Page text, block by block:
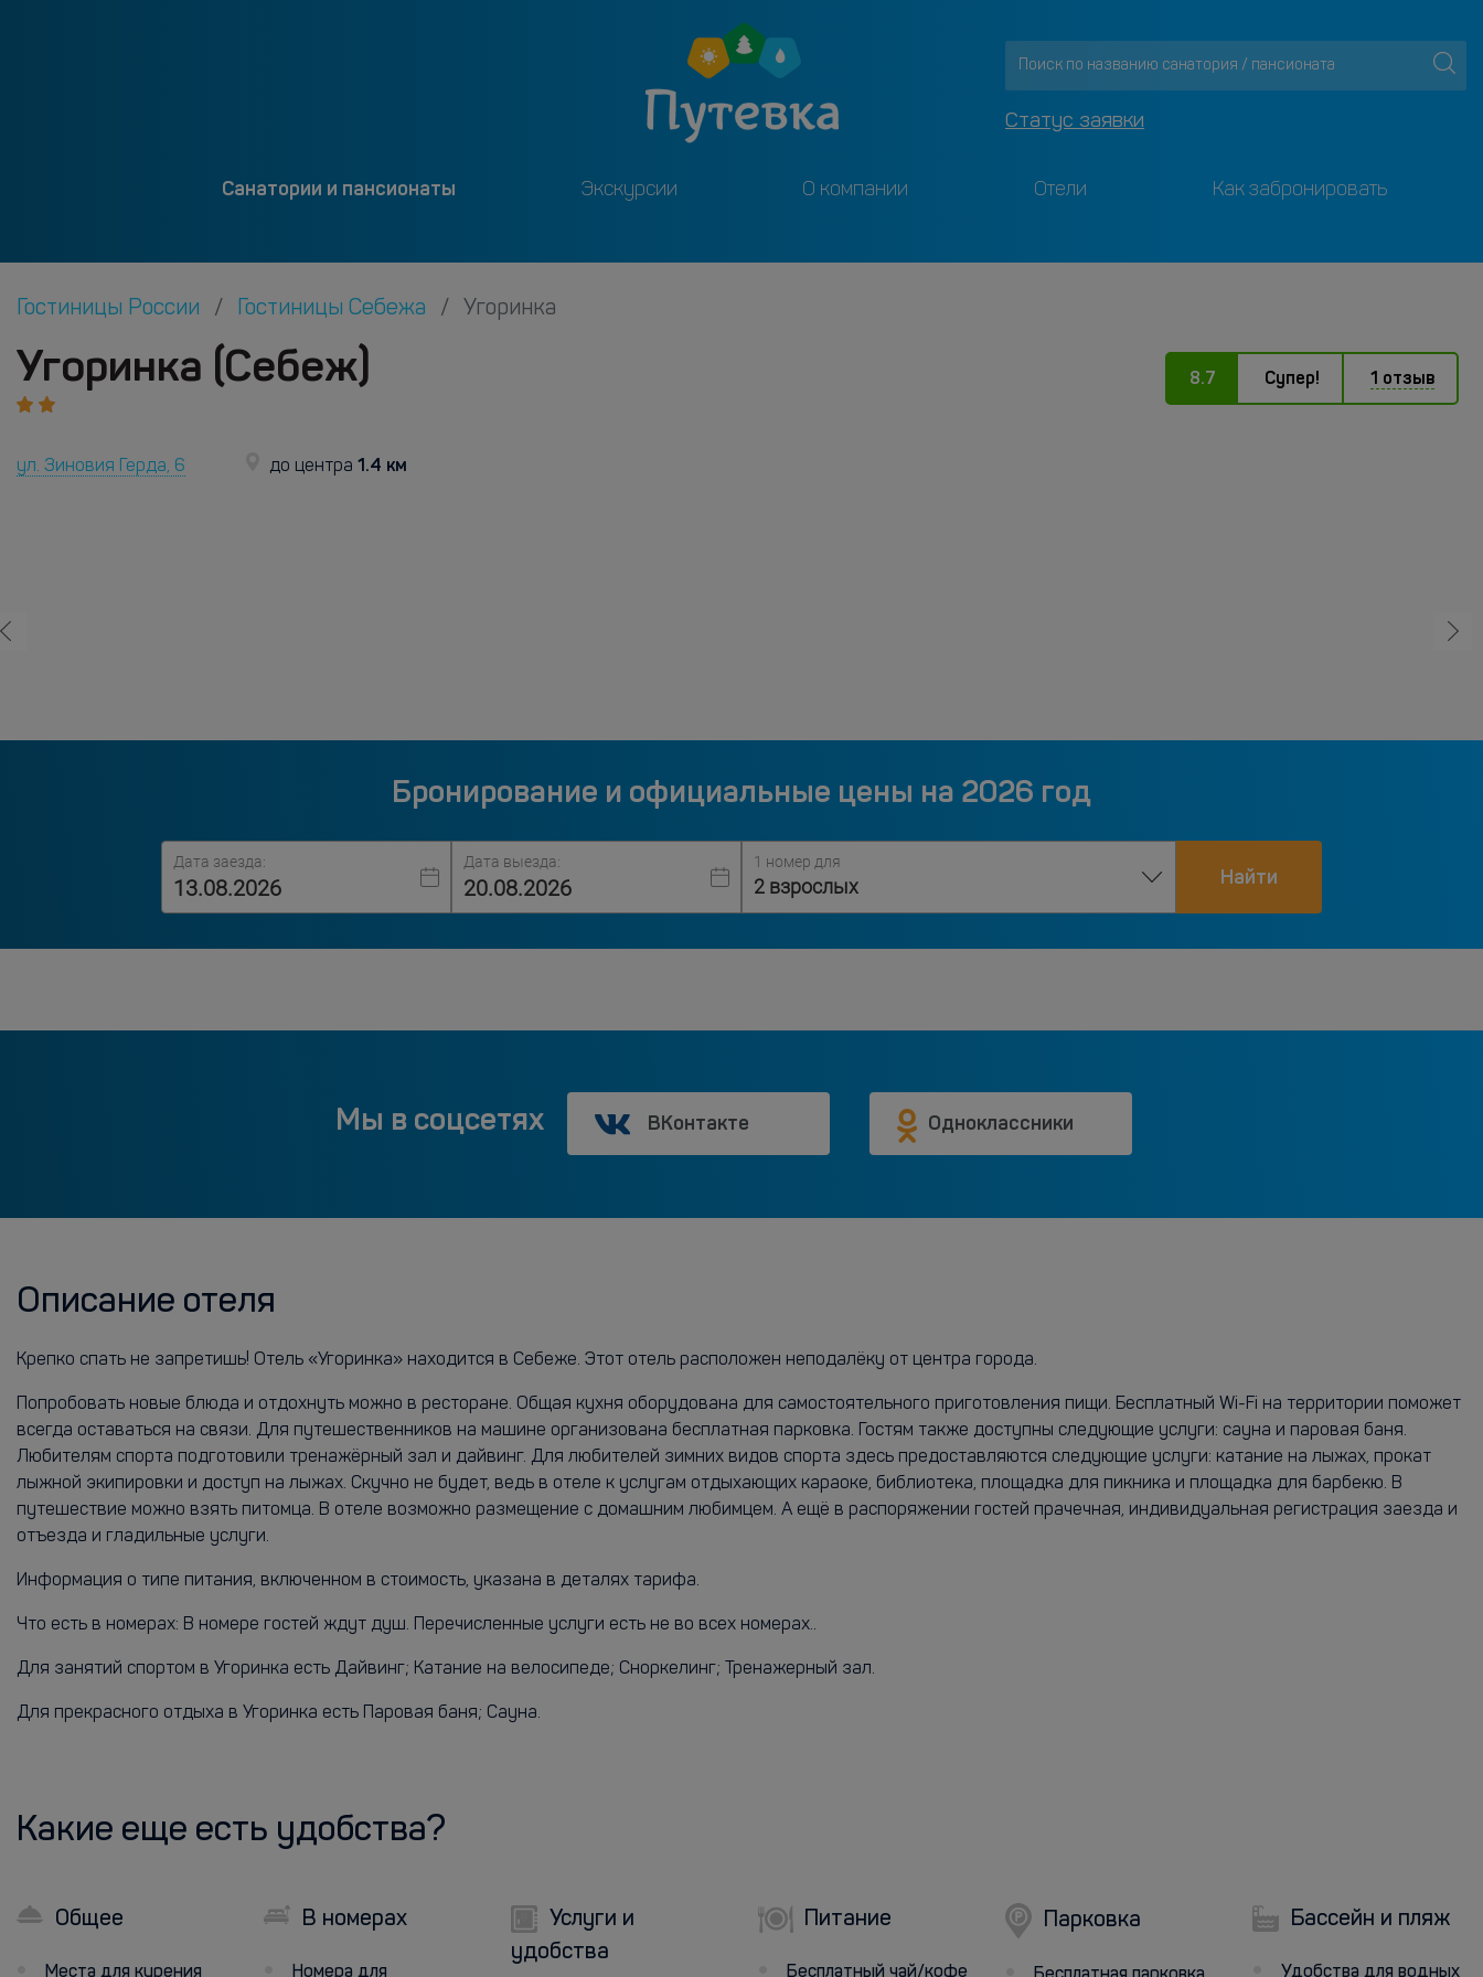
Статус заявки
Санатории и пансионаты Экскурсии О компании Отели Как забронировать
Гостиницы России Гостиницы Себежа Угоринка
Угоринка (Себеж)
ул. Зиновия Герда, 6 до центра 1.4 км
8.7 Супер! 1 отзыв
Бронирование и официальные цены на 2026 год
Дата заезда: Дата выезда: 1 номер для
2 взрослых Найти
Мы в соцсетях ВКонтакте Одноклассники
Описание отеля
Крепко спать не запретишь! Отель «Угоринка» находится в Себеже. Этот отель расположен неподалёку от центра города.
Попробовать новые блюда и отдохнуть можно в ресторане. Общая кухня оборудована для самостоятельного приготовления пищи. Бесплатный Wi-Fi на территории поможет
всегда оставаться на связи. Для путешественников на машине организована бесплатная парковка. Гостям также доступны следующие услуги: сауна и паровая баня.
Любителям спорта подготовили тренажёрный зал и дайвинг. Для любителей зимних видов спорта здесь предоставляются следующие услуги: катание на лыжах, прокат
лыжной экипировки и доступ на лыжах. Скучно не будет, ведь в отеле к услугам отдыхающих караоке, библиотека, площадка для пикника и площадка для барбекю. В
путешествие можно взять питомца. В отеле возможно размещение с домашним любимцем. А ещё в распоряжении гостей прачечная, индивидуальная регистрация заезда и
отъезда и гладильные услуги.
Информация о типе питания, включенном в стоимость, указана в деталях тарифа.
Что есть в номерах: В номере гостей ждут душ. Перечисленные услуги есть не во всех номерах..
Для занятий спортом в Угоринка есть Дайвинг; Катание на велосипеде; Сноркелинг; Тренажерный зал.
Для прекрасного отдыха в Угоринка есть Паровая баня; Сауна.
Какие еще есть удобства?
Общее
Места для курения
В номерах
Номера для
Услуги и
удобства
Питание
Бесплатный чай/кофе
Парковка Бассейн и пляж
Удобства для водных